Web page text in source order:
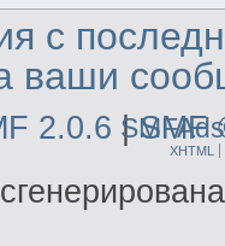
с
ваши
2.0.6 |SMF
SMFAds
XHTML